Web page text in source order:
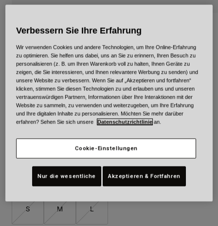
Super Air Spherical Loyalty
Artikelnr.36675
Price reduced from
€ 249,95to € 149,97 40% OFF
Farben -Black White/Amber Scarlet
Größentabelle
S M L
Verbessern Sie Ihre Erfahrung
Wir verwenden Cookies und andere Technologien, um Ihre Online-Erfahrung
zu optimieren. Sie helfen uns dabei, uns an Sie zu erinnern, Ihren Besuch zu
personalisieren (z. B. um Ihren Warenkorb voll zu halten, Ihnen Geräte zu
zeigen, die Sie interessieren, und Ihnen relevantere Werbung zu senden) und
unsere Website zu verbessern. Wenn Sie auf „Akzeptieren und fortfahren“
klicken, stimmen Sie diesen Technologien zu und erlauben uns und unseren
vertrauenswürdigen Partnern, Informationen über Ihre Interaktionen mit der
Website zu sammeln, zu verwenden und weiterzugeben, um Ihre Erfahrung
und Ihre digitalen Inhalte zu personalisieren. Möchten Sie mehr darüber
erfahren? Sehen Sie sich unsere
Datenschutzrichtlinie an.
Cookie-Einstellungen
Nur die wesentliche Akzeptieren & Fortfahren